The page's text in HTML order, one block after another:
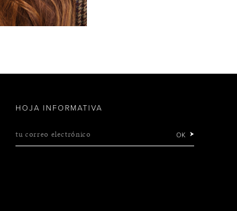
HOJA INFORMATIVA
tu correo electrónico OK